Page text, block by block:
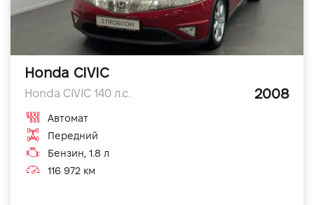
Honda CIVIC
Honda CIVIC 140 л.с. 2008
Автомат
Передний
Бензин, 1.8 л
116 972 км